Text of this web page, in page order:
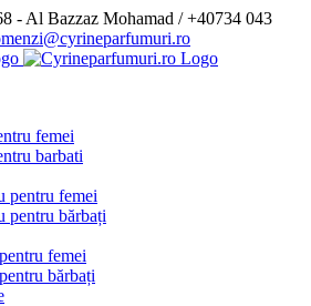
- Al Bazzaz Mohamad / +40734 043
femei
barbati
pentru femei
pentru bărbați
femei
bărbați